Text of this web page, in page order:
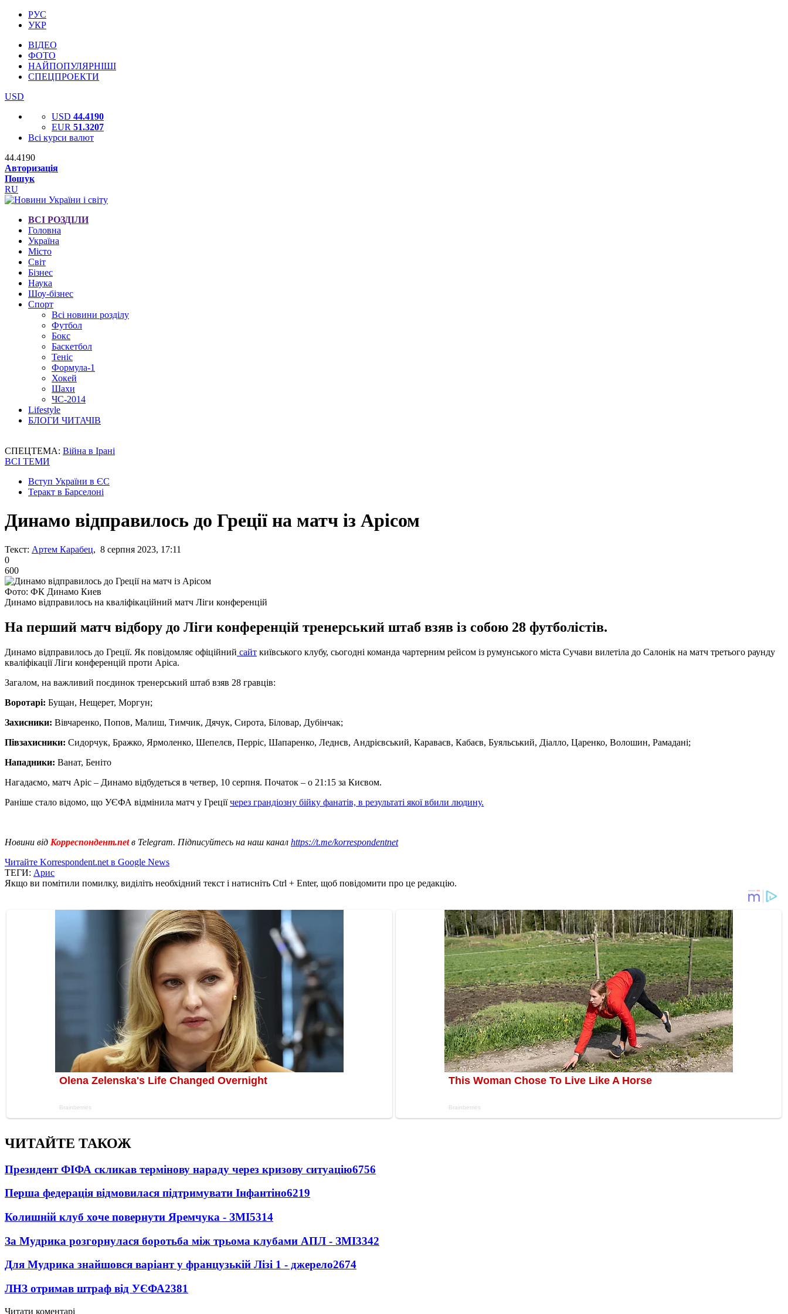
РУС
УКР
ВІДЕО
ФОТО
НАЙПОПУЛЯРНІШІ
СПЕЦПРОЕКТИ
USD
USD 44.4190
EUR 51.3207
Всі курси валют
44.4190
Авторизація
Пошук
RU
ВСІ РОЗДІЛИ
Головна
Україна
Місто
Світ
Бізнес
Наука
Шоу-бізнес
Спорт
Всі новини розділу
Футбол
Бокс
Баскетбол
Теніс
Формула-1
Хокей
Шахи
ЧС-2014
Lifestyle
БЛОГИ ЧИТАЧІВ
СПЕЦТЕМА: Війна в Ірані
ВСІ ТЕМИ
Вступ України в ЄС
Теракт в Барселоні
Динамо відправилось до Греції на матч із Арісом
Текст: Артем Карабец, 8 серпня 2023, 17:11
0
600
Фото: ФК Динамо Киев
Динамо відправилось на кваліфікаційний матч Ліги конференцій
На перший матч відбору до Ліги конференцій тренерський штаб взяв із собою 28 футболістів.
Динамо відправилось до Греції. Як повідомляє офіційний сайт київського клубу, сьогодні команда чартерним рейсом із румунського міста Сучави вилетіла до Салонік на матч третього раунду
кваліфікації Ліги конференцій проти Аріса.
Загалом, на важливий поєдинок тренерський штаб взяв 28 гравців:
Воротарі: Бущан, Нещерет, Моргун;
Захисники: Вівчаренко, Попов, Малиш, Тимчик, Дячук, Сирота, Біловар, Дубінчак;
Півзахисники: Сидорчук, Бражко, Ярмоленко, Шепелєв, Перріс, Шапаренко, Леднєв, Андрієвський, Караваєв, Кабаєв, Буяльський, Діалло, Царенко, Волошин, Рамадані;
Нападники: Ванат, Беніто
Нагадаємо, матч Аріс – Динамо відбудеться в четвер, 10 серпня. Початок – о 21:15 за Києвом.
Раніше стало відомо, що УЄФА відмінила матч у Греціїчерез грандіозну бійку фанатів, в результаті якої вбили людину.
Новини від Корреспондент.netв Telegram. Підписуйтесь на наш канал https://t.me/korrespondentnet
Читайте Korrespondent.net в Google News
ТЕГИ: Арис
Якщо ви помітили помилку, виділіть необхідний текст і натисніть Ctrl + Enter, щоб повідомити про це редакцію.
ЧИТАЙТЕ ТАКОЖ
Президент ФІФА скликав термінову нараду через кризову ситуацію6756
Перша федерація відмовилася підтримувати Інфантіно6219
Колишній клуб хоче повернути Яремчука - ЗМІ5314
За Мудрика розгорнулася боротьба між трьома клубами АПЛ - ЗМІ3342
Для Мудрика знайшовся варіант у французькій Лізі 1 - джерело2674
ЛНЗ отримав штраф від УЄФА2381
Читати коментарі